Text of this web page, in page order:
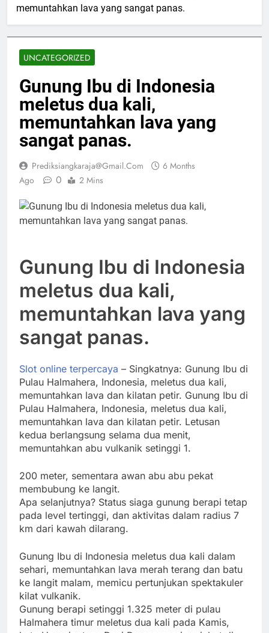
memuntahkan lava yang sangat panas.
UNCATEGORIZED
Gunung Ibu di Indonesia
meletus dua kali,
memuntahkan lava yang
sangat panas.
Prediksiangkaraja@gmail.com
6 Months
Ago
0 2 Mins
Gunung Ibu di Indonesia
meletus dua kali,
memuntahkan lava yang
sangat panas.
Slot online terpercaya – Singkatnya: Gunung Ibu di
Pulau Halmahera, Indonesia, meletus dua kali,
memuntahkan lava dan kilatan petir. Gunung Ibu di
Pulau Halmahera, Indonesia, meletus dua kali,
memuntahkan lava dan kilatan petir. Letusan
kedua berlangsung selama dua menit,
memuntahkan abu vulkanik setinggi 1.
200 meter, sementara awan abu abu pekat
membubung ke langit.
Apa selanjutnya? Status siaga gunung berapi tetap
pada level tertinggi, dan aktivitas dalam radius 7
km dari kawah dilarang.
Gunung Ibu di Indonesia meletus dua kali dalam
sehari, memuntahkan lava merah terang dan batu
ke langit malam, memicu pertunjukan spektakuler
kilat vulkanik.
Gunung berapi setinggi 1.325 meter di pulau
Halmahera timur meletus dua kali pada Kamis,